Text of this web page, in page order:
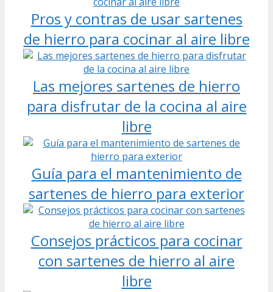
Pros y contras de usar sartenes
de hierro para cocinar al aire libre
Las mejores sartenes de hierro
para disfrutar de la cocina al aire
libre
Guía para el mantenimiento de
sartenes de hierro para exterior
Consejos prácticos para cocinar
con sartenes de hierro al aire
libre